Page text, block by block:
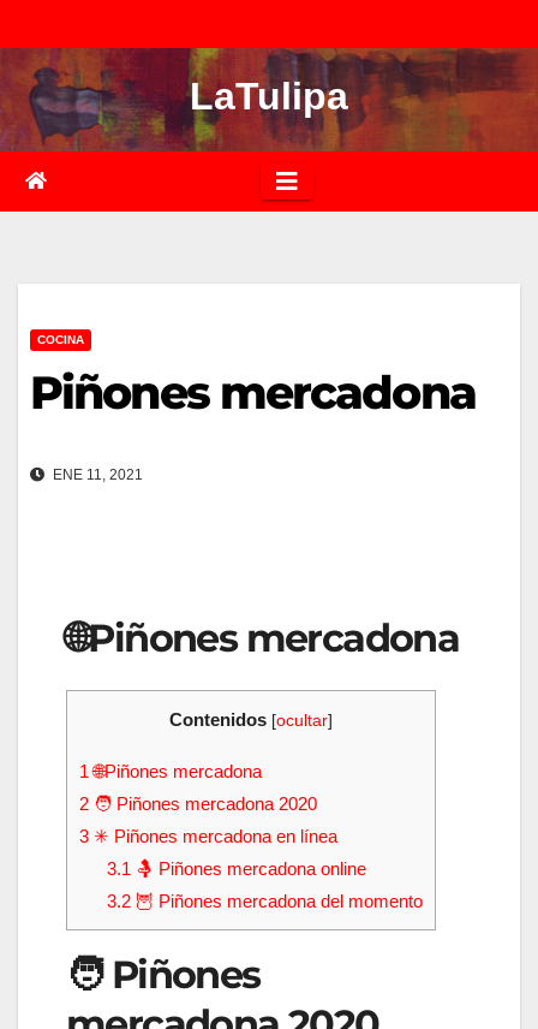
al
contenido
LaTulipa
COCINA
Piñones mercadona
ENE 11, 2021
🌐Piñones mercadona
Contenidos [ocultar]
1🌐Piñones mercadona
2 🧑 Piñones mercadona 2020
3 ✳ Piñones mercadona en línea
3.1 🤱 Piñones mercadona online
3.2🦉 Piñones mercadona del momento
🧑 Piñones